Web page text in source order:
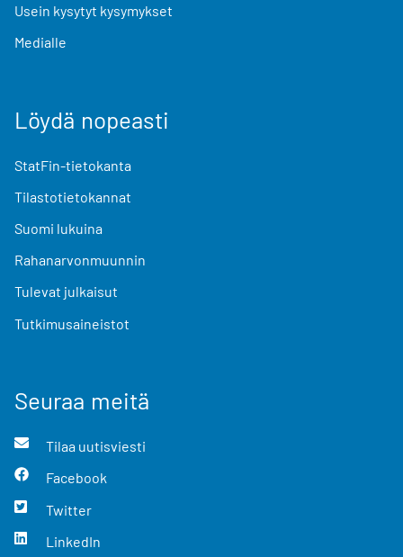
Usein kysytyt kysymykset
Medialle
Löydä nopeasti
StatFin-tietokanta
Tilastotietokannat
Suomi lukuina
Rahanarvonmuunnin
Tulevat julkaisut
Tutkimusaineistot
Seuraa meitä
Tilaa uutisviesti
Facebook
Twitter
LinkedIn